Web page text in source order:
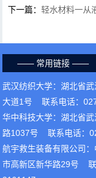
下一篇：轻水材料一从
—— 常用链接 ——
武汉纺织大学：湖北省
大道1号 联系电话：
华中科技大学：湖北省
路1037号 联系电话：
航宇救生装备有限公司
市高新区新华路29号